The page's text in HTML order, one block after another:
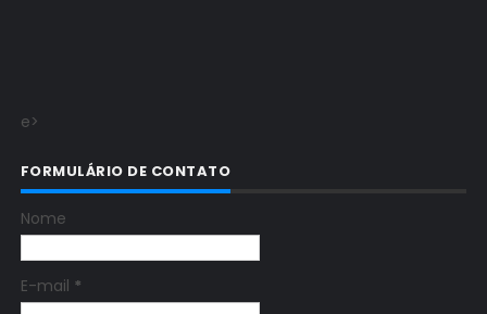
e>
FORMULÁRIO DE CONTATO
Nome
E-mail *